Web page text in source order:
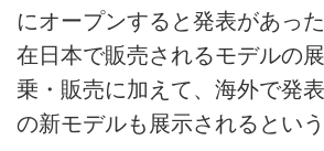
このメディアについて
運営会社
利用規約
にオープンすると発表があっ
在日本で販売されるモデルの
乗・販売に加えて、海外で発
の新モデルも展示されるという